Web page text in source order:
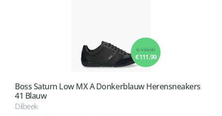
€ 159,99
€ 111,99
Boss Saturn Low MX A Donkerblauw Herensneakers
41 Blauw
Dilbeek